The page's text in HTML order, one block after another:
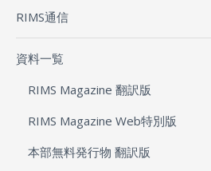
RIMS通信
資料一覧
RIMS Magazine 翻訳版
RIMS Magazine Web特別版
本部無料発行物 翻訳版